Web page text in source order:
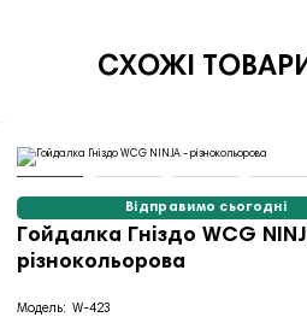
СХОЖІ
Відправимо сьогодні
Гойдалка Гніздо WCG
різнокольорова
W-423